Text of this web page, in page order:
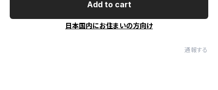
Add to cart
日本国内にお住まいの方向け
通報する